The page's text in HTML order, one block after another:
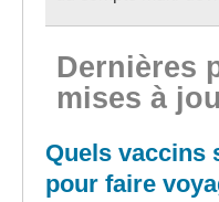
Dernières
mises à
Quels vaccins
pour faire